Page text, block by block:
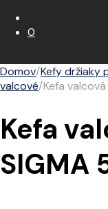
0
Domov/Kefy držiaky
valcové/Kefa valcová
Kefa
SIGMA